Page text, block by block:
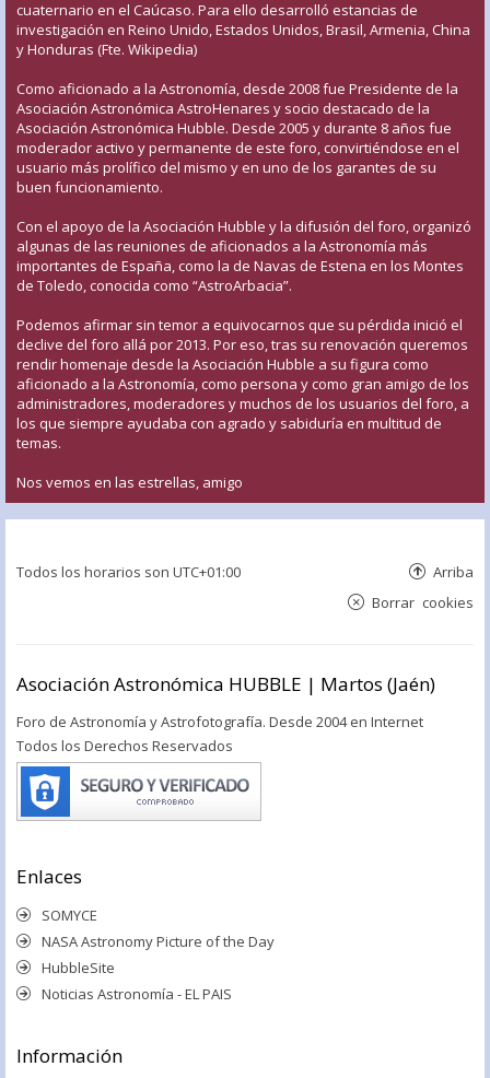
cuaternario en el Caúcaso. Para ello desarrolló estancias de
investigación en Reino Unido, Estados Unidos, Brasil, Armenia, China
y Honduras (Fte. Wikipedia)
Como aficionado a la Astronomía, desde 2008 fue Presidente de la
Asociación Astronómica AstroHenares y socio destacado de la
Asociación Astronómica Hubble. Desde 2005 y durante 8 años fue
moderador activo y permanente de este foro, convirtiéndose en el
usuario más prolífico del mismo y en uno de los garantes de su
buen funcionamiento.
Con el apoyo de la Asociación Hubble y la difusión del foro, organizó
algunas de las reuniones de aficionados a la Astronomía más
importantes de España, como la de Navas de Estena en los Montes
de Toledo, conocida como “AstroArbacia”.
Podemos afirmar sin temor a equivocarnos que su pérdida inició el
declive del foro allá por 2013. Por eso, tras su renovación queremos
rendir homenaje desde la Asociación Hubble a su figura como
aficionado a la Astronomía, como persona y como gran amigo de los
administradores, moderadores y muchos de los usuarios del foro, a
los que siempre ayudaba con agrado y sabiduría en multitud de
temas.
Nos vemos en las estrellas, amigo
Todos los horarios son UTC+01:00 Arriba
Borrar cookies
Asociación Astronómica HUBBLE | Martos (Jaén)
Foro de Astronomía y Astrofotografía. Desde 2004 en Internet
Todos los Derechos Reservados
Enlaces
SOMYCE
NASA Astronomy Picture of the Day
HubbleSite
Noticias Astronomía - EL PAIS
Información